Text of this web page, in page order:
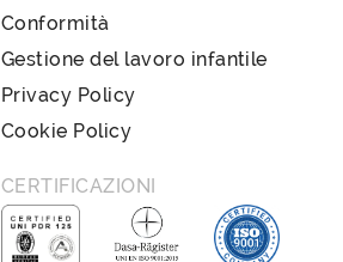
Conformità
Gestione del lavoro infantile
Privacy Policy
Cookie Policy
CERTIFICAZIONI